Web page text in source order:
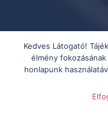
Kedves Látogató!
élmény
honlapunk